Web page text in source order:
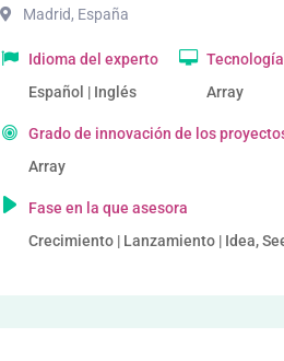
Madrid, España
Idioma del experto
Español | Inglés
Array
Grado de innovación de los
Array
Fase en la que asesora
Crecimiento | Lanzamiento | Idea,